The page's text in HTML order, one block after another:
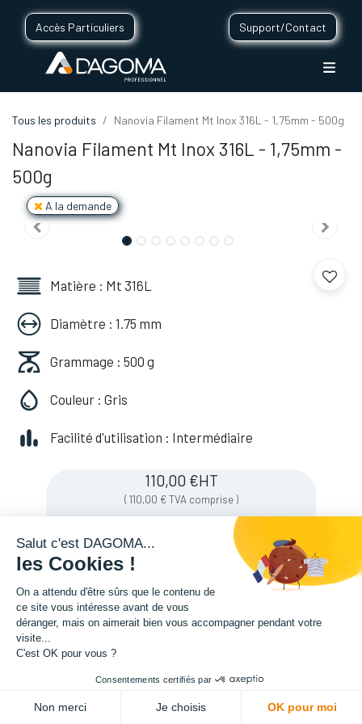
Accès Particuliers Support/Contact
Tous les produits Nanovia Filament Mt Inox 316L - 1,75mm - 500g
Nanovia Filament Mt Inox 316L - 1,75mm -
500g
A la demande
Matière : Mt 316L
Diamètre : 1.75 mm
Grammage : 500 g
Couleur : Gris
Facilité d'utilisation : Intermédiaire
110,00 €HT
( 110,00 € TVA comprise )
Soyez averti lorsque le produit est de
nouveau en stock
Salut c'est DAGOMA...
les Cookies !
On a attendu d'être sûrs que le contenu de
ce site vous intéresse avant de vous
déranger, mais on aimerait bien vous accompagner pendant votre
visite...
C'est OK pour vous ?
Consentements certifiés par
Non merci Je choisis OK pour moi